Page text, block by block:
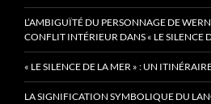
L’AMBIGUÏTÉ DU PERSONNAGE DE
CONFLIT INTÉRIEUR DANS « LE SILENCE
« LE SILENCE DE LA MER » : UN
LA SIGNIFICATION SYMBOLIQUE DU